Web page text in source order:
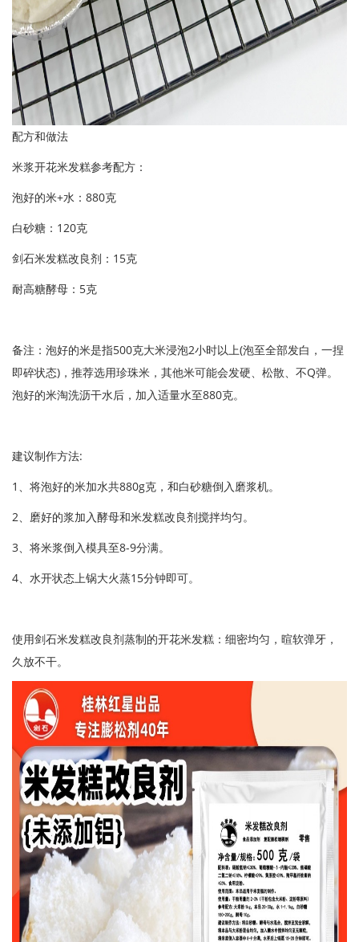
配方和做法
米浆开花米发糕参考配方：
泡好的米+水：880克
白砂糖：120克
剑石米发糕改良剂：15克
耐高糖酵母：5克
备注：泡好的米是指500克大米浸泡2小时以上(泡至全部发白，一捏
即碎状态)，推荐选用珍珠米，其他米可能会发硬、松散、不Q弹。
泡好的米淘洗沥干水后，加入适量水至880克。
建议制作方法:
1、将泡好的米加水共880g克，和白砂糖倒入磨浆机。
2、磨好的浆加入酵母和米发糕改良剂搅拌均匀。
3、将米浆倒入模具至8-9分满。
4、水开状态上锅大火蒸15分钟即可。
使用剑石米发糕改良剂蒸制的开花米发糕：细密均匀，暄软弹牙，
久放不干。